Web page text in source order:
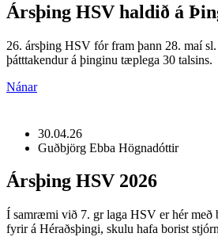
Ársþing HSV haldið á
26. ársþing HSV fór fram þann 28. maí
þátttakendur á þinginu tæplega 30 talsins.
Nánar
30.04.26
Guðbjörg Ebba Högnadóttir
Ársþing HSV 2026
Í samræmi við 7. gr laga HSV er hér með
fyrir á Héraðsþingi, skulu hafa borist